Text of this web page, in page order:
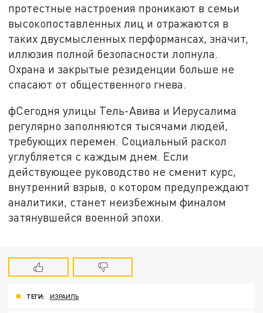
протестные настроения проникают в семьи
высокопоставленных лиц и отражаются в
таких двусмысленных перформансах, значит,
иллюзия полной безопасности лопнула.
Охрана и закрытые резиденции больше не
спасают от общественного гнева.
фСегодня улицы Тель-Авива и Иерусалима
регулярно заполняются тысячами людей,
требующих перемен. Социальный раскол
углубляется с каждым днем. Если
действующее руководство не сменит курс,
внутренний взрыв, о котором предупреждают
аналитики, станет неизбежным финалом
затянувшейся военной эпохи.
ТЕГИ: ИЗРАИЛЬ